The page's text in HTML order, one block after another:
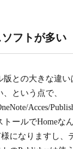
フトが多い
との大きな違い
という点で、
Acces/
ールでHomeな
になりますし、